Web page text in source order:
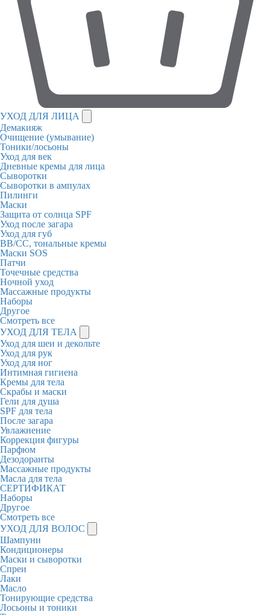
УХОД ДЛЯ ЛИЦА
Демакияж
Очищение (умывание)
Тоники/лосьоны
Уход для век
Дневные кремы для лица
Сыворотки
Сыворотки в ампулах
Пилинги
Маски
Защита от солнца SPF
Уход после загара
Уход для губ
BB/CC, тональные кремы
Маски SOS
Патчи
Точечные средства
Ночной уход
Массажные продукты
Наборы
Другое
Смотреть все
УХОД ДЛЯ ТЕЛА
Уход для шеи и декольте
Уход для рук
Уход для ног
Интимная гигиена
Кремы для тела
Скрабы и маски
Гели для душа
SPF для тела
После загара
Увлажнение
Коррекция фигуры
Парфюм
Дезодоранты
Массажные продукты
Масла для тела
СЕРТИФИКАТ
Наборы
Другое
Смотреть все
УХОД ДЛЯ ВОЛОС
Шампуни
Кондиционеры
Маски и сыворотки
Спреи
Лаки
Масло
Тонирующие средства
Лосьоны и тоники